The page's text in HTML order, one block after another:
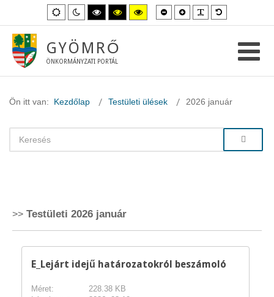
Alapértelmezett
mód
Éjszakai
mód
Magas
kontraszt
fekete-
mód.
Magas
kontraszt
fekete-
Magas
kontraszt
sárga-
Kisebb
betűméret
Nagyobb
betűméret
GYÖMRŐ
ÖNKORMÁNYZATI PORTÁL
Ön itt van: Kezdőlap Testületi ülések 2026 január
Testületi 2026 január
E_Lejárt idejű határozatokról beszámoló
Méret:
228.38 KB